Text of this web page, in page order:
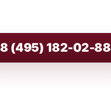
8 (495) 182-02-88